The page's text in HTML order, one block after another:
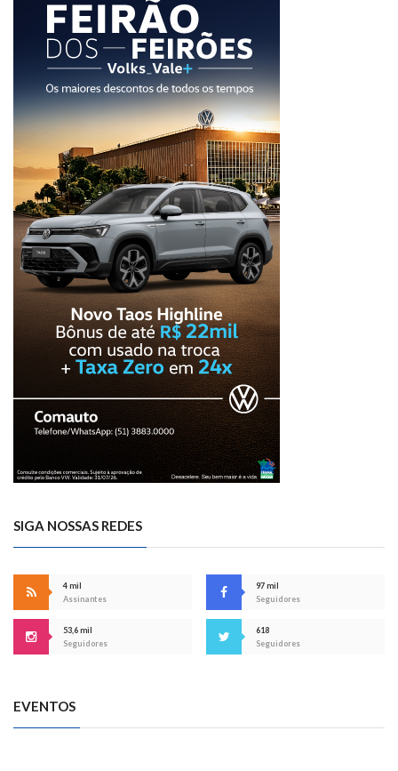
SIGA NOSSAS REDES
4 mil
Assinantes
97 mil
Seguidores
53,6 mil
Seguidores
618
Seguidores
EVENTOS